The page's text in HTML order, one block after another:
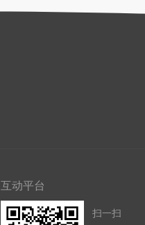
互动平台
扫一扫